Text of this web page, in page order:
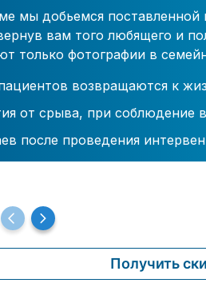
мы добьемся
вам того любящего и
только фотографии в
возвращаются к
от срыва, при соблюдение
после проведения
Получить